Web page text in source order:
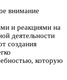
внимание
и реакциями на
деятельности
создания
которую